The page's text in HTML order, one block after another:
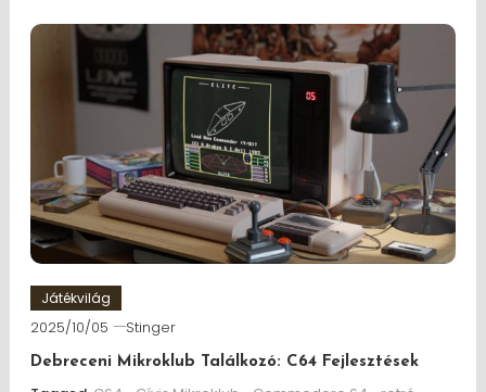
Játékvilág
2025/10/05 Stinger
Debreceni Mikroklub Találkozó: C64 Fejlesztések